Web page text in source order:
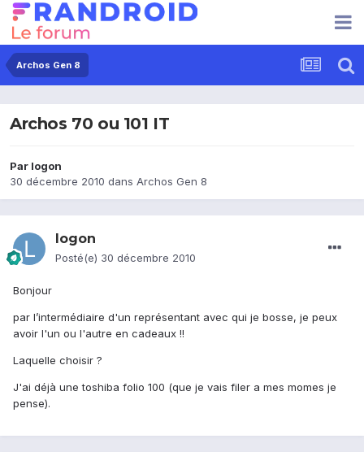
Archos Gen 8
Archos 70 ou 101 IT
Par logon
30 décembre 2010 dans Archos Gen 8
logon
Posté(e) 30 décembre 2010
Bonjour
par l’intermédiaire d'un représentant avec qui je bosse, je peux
avoir l'un ou l'autre en cadeaux !!
Laquelle choisir ?
J'ai déjà une toshiba folio 100 (que je vais filer a mes momes je
pense).